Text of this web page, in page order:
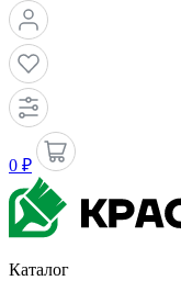
0 ₽
Каталог